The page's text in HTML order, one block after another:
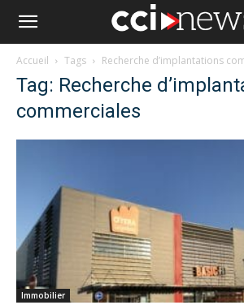
Accueil Tags Recherche d’implantations
Tag: Recherche
commerciales
Immobilier